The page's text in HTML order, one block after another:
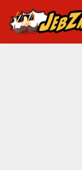
Przejdź
do